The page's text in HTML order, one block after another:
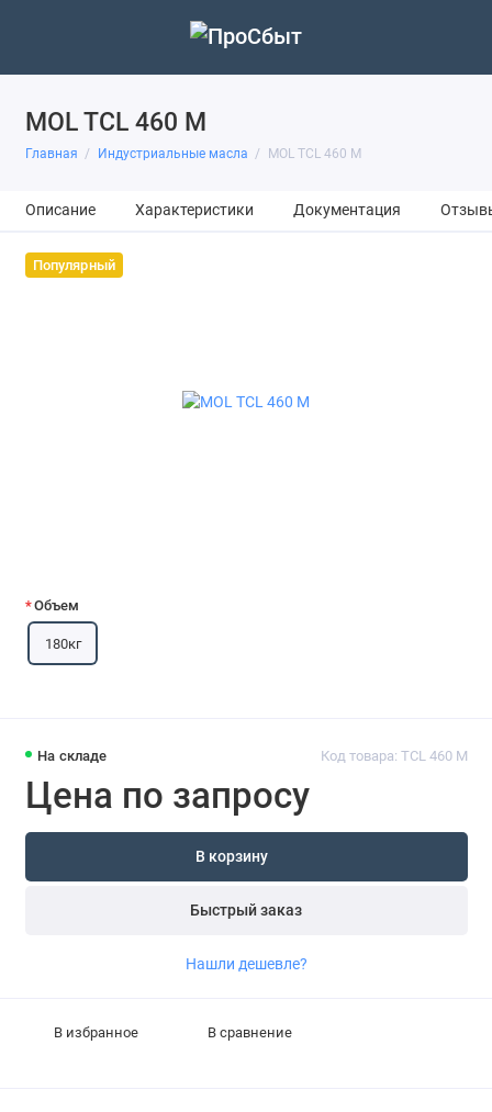
MOL TCL 460 M
Главная Индустриальные масла MOL TCL 460 M
Описание Характеристики Документация
Популярный
На складе Код товара: TCL 460 M
Цена по запросу
В корзину
Быстрый заказ
Нашли дешевле?
В избранное В сравнение
Объем
180кг